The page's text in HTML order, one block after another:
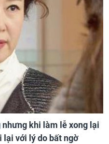
nhưng khi làm lễ xong lại
lại với lý do bất ngờ